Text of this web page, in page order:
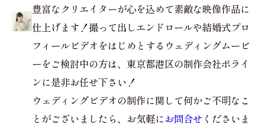
豊富なクリエイターが心を込めて素敵な映像作品に
仕上げます！撮って出しエンドロールや結婚式プロ
フィールビデオをはじめとするウェディングムービ
ーをご検討中の方は、東京都港区の制作会社ポライ
ンに是非お任せ下さい！
ウェディングビデオの制作に関して何かご不明なこ
とがございましたら、お気軽にお問合せ くださいま